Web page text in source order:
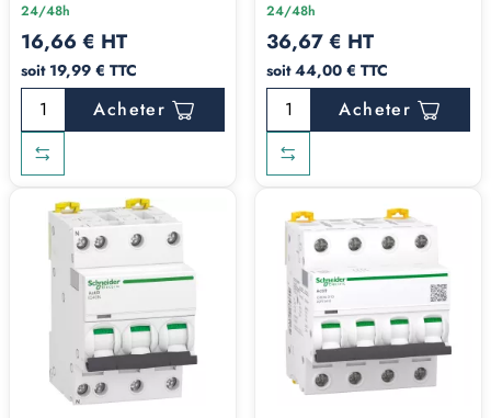
24/48h
16,66 € HT
soit 19,99 € TTC
Acheter
24/48h
36,67 € HT
soit 44,00 € TTC
Acheter